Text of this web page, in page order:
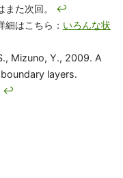
また次回。 ↩
はこちら： いろんな状
Mizuno, Y., 2009. A
layers.
↩